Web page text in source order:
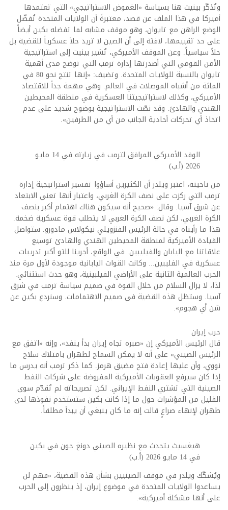
وتُذكّر بينيت هنا بسياسة «الغموض الاستراتيجي» التي تعتمدها
أميركا في هذا الملف عن قصد، معتبرةً أن الولايات المتحدة تُفضّل
الوضع الراهن مع تايوان، وهو موقف مشابه لما تفضله بكين أيضاً
على حد تقييمها، لافتة إلى أن الصين لا تريد حلاً عسكرياً للقضية بل
حلاً سياسياً. وعن الموقف الأميركي، تُشير بينيت إلى استراتيجية
الأمن القومي التي أصدرتها إدارة ترمب التي توضح مدى أهمية
تايوان بالنسبة للولايات المتحدة. وتضيف: «إنها تنتج نحو 80 في
المائة من أشباه الموصلات في العالم. وهي مهمة جداً للاقتصاد
الأميركي، وكذلك لاستراتيجيتنا العسكرية في منطقة المحيطين
الهندي والهادئ. وقد نصّت الاستراتيجية بوضوح شديد على عدم
اتخاذ أي تحركات أحادية الجانب من أي من الطرفين».
الوفد الأميركي المرافق لترمب في زيارته في 14 مايو
2026 (أ.ب)
من ناحيته، اعتبر ويلدر أن الكثيرين أساؤوا تفسير استراتيجية إدارة
ترمب التي ركزت على نصف الكرة الغربي، واعتبار أنها تعني الابتعاد
عن شرق آسيا. وقال: «صحيح أنه سيكون هناك اهتمام أكبر بنصف
الكرة الغربي، لكن نصف الكرة الغربي لا يتطلب قوة عسكرية ضخمة.
هذا ما رأيناه في حالة الرئيس الفنزويلي نيكولاس مادورو. ستواصل
القيادة الأميركية لمنطقة المحيطين الهندي والهادئ توسيع
علاقاتنا مع اليابان والفيليبين. في الواقع، أجرينا للتو أكبر تدريبات
عسكرية في الفليبين... وكانت القوات اليابانية موجودة لأول مرة منذ
الحرب العالمية الثانية على الأراضي الفيلبينية، وهو حدث استثنائي.
لذا، لا يزال السلام من خلال القوة في صميم سياسة ترمب في شرق
آسيا. وستظل هذه القضية في صميم الاهتمامات. وسنردع بكين عن
شن أي هجوم».
حرب إيران
قال الرئيس الأميركي إن «صبره تجاه إيران بدأ ينفد»، وإنه «اتفق مع
الرئيس الصيني» على أنه لا يمكن السماح لطهران بامتلاك ​سلاح
نووي، وأن عليها إعادة فتح مضيق هرمز. كما ذكر ترمب أنه يدرس ما
إذا كان سيرفع العقوبات الأميركية المفروضة على شركات النفط
الصينية التي تشتري النفط الإيراني. لكن تصريحاته لم تُقدّم سوى
القليل من المؤشرات حول ما إذا كانت بكين ستستخدم نفوذها لدى
طهران لإنهاء صراعٍ قالت إنه ما كان ينبغي أن يبدأ مطلقاً.
هيغسيث يتحدث مع نظيره الصيني دونغ جون في بكين
في 14 مايو 2026 (أ.ب)
ويُشكّك ويلدر في موقف الصينيين بشأن هذه القضية، «فهم لن
يساعدوا الولايات المتحدة في موضوع إيران، إذ ينظرون إلى الحرب
على أنها مشكلة أميركية».